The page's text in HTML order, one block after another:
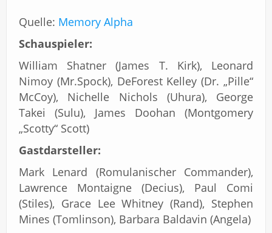
Quelle: Memory Alpha
Schauspieler:
William Shatner (James T. Kirk), Leonard
Nimoy (Mr.Spock), DeForest Kelley (Dr. „Pille“
McCoy), Nichelle Nichols (Uhura), George
Takei (Sulu), James Doohan (Montgomery
„Scotty“ Scott)
Gastdarsteller:
Mark Lenard (Romulanischer Commander),
Lawrence Montaigne (Decius), Paul Comi
(Stiles), Grace Lee Whitney (Rand), Stephen
Mines (Tomlinson), Barbara Baldavin (Angela)